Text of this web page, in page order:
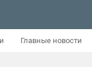
Главные новости